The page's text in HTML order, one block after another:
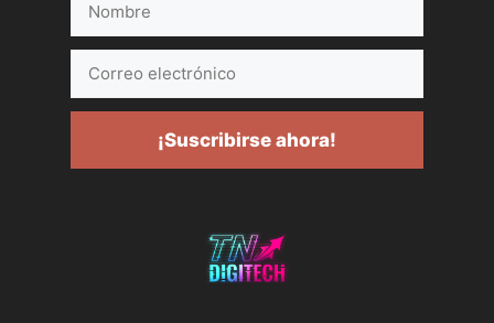
electrónico
¡Suscribirse ahora!